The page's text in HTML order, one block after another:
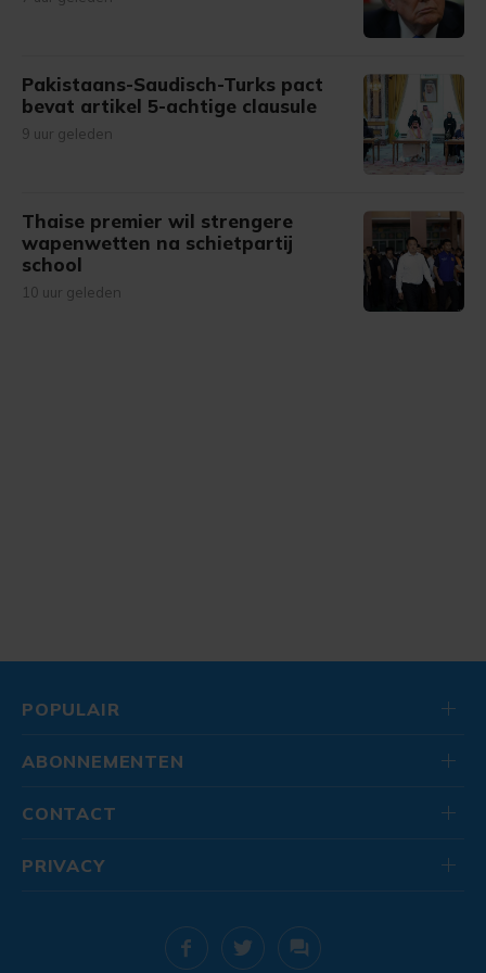
Pakistaans-Saudisch-Turks pact
bevat artikel 5-achtige clausule
9 uur geleden
Thaise premier wil strengere
wapenwetten na schietpartij
school
10 uur geleden
POPULAIR
ABONNEMENTEN
CONTACT
PRIVACY